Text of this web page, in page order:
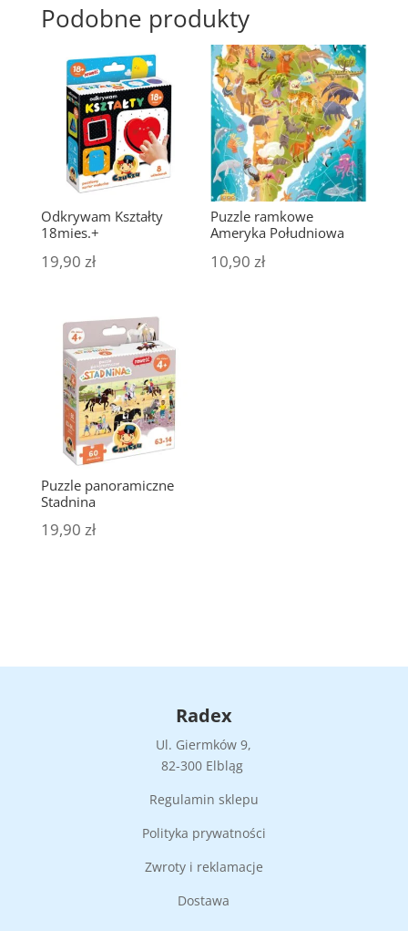
Podobne produkty
Odkrywam Kształty
18mies.+
19,90 zł
Puzzle ramkowe
Ameryka Południowa
10,90zł
Puzzle panoramiczne
Stadnina
19,90 zł
Radex
Ul. Giermków 9,
82-300 Elbląg
Regulamin sklepu
Polityka prywatności
Zwroty i reklamacje
Dostawa